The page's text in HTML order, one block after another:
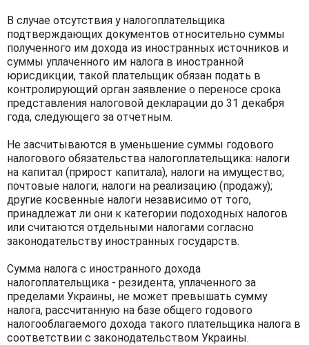
В случае отсутствия у налогоплательщика
подтверждающих документов относительно суммы
полученного им дохода из иностранных источников и
суммы уплаченного им налога в иностранной
юрисдикции, такой плательщик обязан подать в
контролирующий орган заявление о переносе срока
представления налоговой декларации до 31 декабря
года, следующего за отчетным.
Не засчитываются в уменьшение суммы годового
налогового обязательства налогоплательщика: налоги
на капитал (прирост капитала), налоги на имущество;
почтовые налоги; налоги на реализацию (продажу);
другие косвенные налоги независимо от того,
принадлежат ли они к категории подоходных налогов
или считаются отдельными налогами согласно
законодательству иностранных государств.
Сумма налога с иностранного дохода
налогоплательщика - резидента, уплаченного за
пределами Украины, не может превышать сумму
налога, рассчитанную на базе общего годового
налогооблагаемого дохода такого плательщика налога в
соответствии с законодательством Украины.